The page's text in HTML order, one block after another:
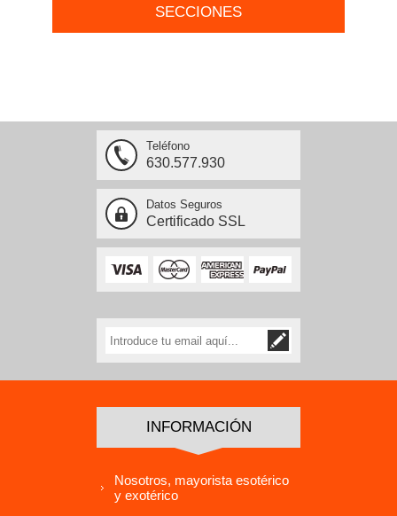
SECCIONES
Teléfono
630.577.930
Datos Seguros
Certificado SSL
INFORMACIÓN
Nosotros, mayorista esotérico
y exotérico